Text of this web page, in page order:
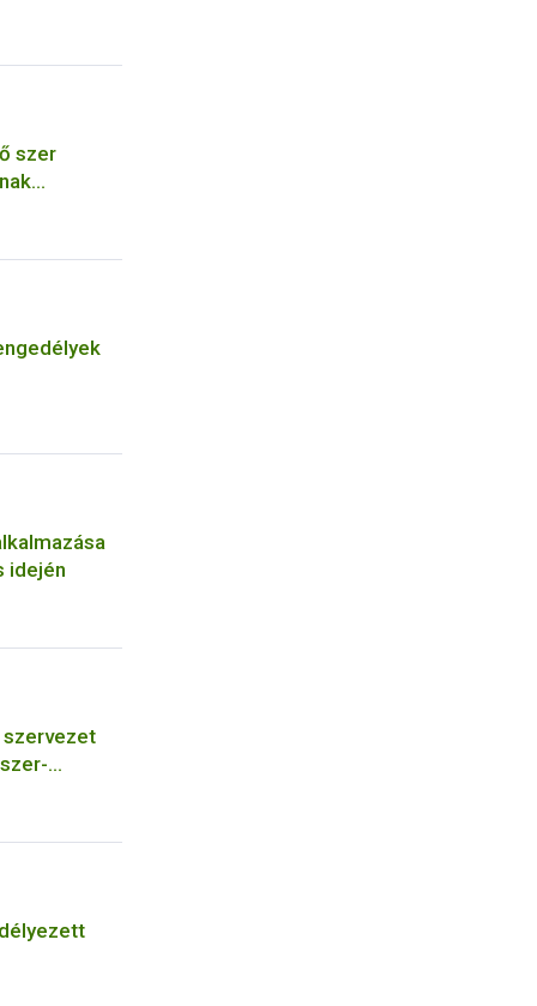
szer
idején
szervezet
a meglévő
vagy